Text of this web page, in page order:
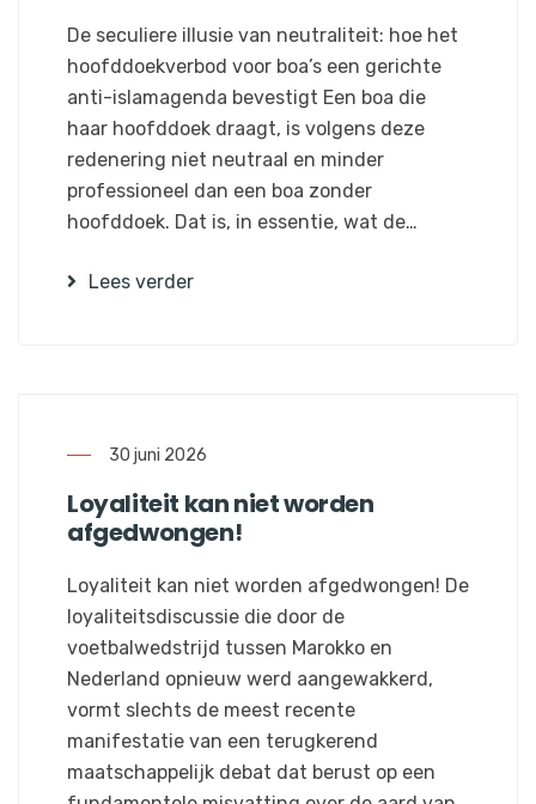
De seculiere illusie van neutraliteit: hoe het
hoofddoekverbod voor boa’s een gerichte
anti-islamagenda bevestigt Een boa die
haar hoofddoek draagt, is volgens deze
redenering niet neutraal en minder
professioneel dan een boa zonder
hoofddoek. Dat is, in essentie, wat de…
Lees verder
30 juni 2026
Loyaliteit kan niet worden
afgedwongen!
Loyaliteit kan niet worden afgedwongen! De
loyaliteitsdiscussie die door de
voetbalwedstrijd tussen Marokko en
Nederland opnieuw werd aangewakkerd,
vormt slechts de meest recente
manifestatie van een terugkerend
maatschappelijk debat dat berust op een